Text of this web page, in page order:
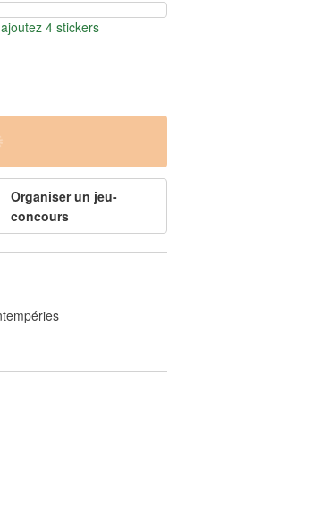
4 stickers
Organiser un jeu-
concours